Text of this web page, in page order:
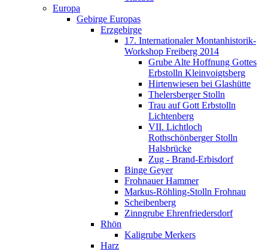
Europa
Gebirge Europas
Erzgebirge
17. Internationaler Montanhistorik-
Workshop Freiberg 2014
Grube Alte Hoffnung Gottes
Erbstolln Kleinvoigtsberg
Hirtenwiesen bei Glashütte
Thelersberger Stolln
Trau auf Gott Erbstolln
Lichtenberg
VII. Lichtloch
Rothschönberger Stolln
Halsbrücke
Zug - Brand-Erbisdorf
Binge Geyer
Frohnauer Hammer
Markus-Röhling-Stolln Frohnau
Scheibenberg
Zinngrube Ehrenfriedersdorf
Rhön
Kaligrube Merkers
Harz